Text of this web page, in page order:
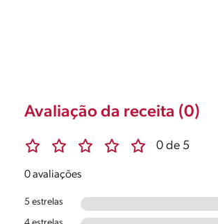
Avaliação da receita (0)
0 de 5
0 avaliações
5 estrelas